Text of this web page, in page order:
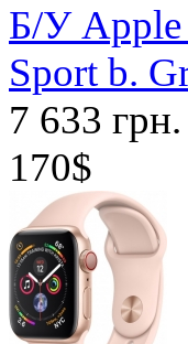
Б/У Apple
Sport b.
7 633 грн.
170$